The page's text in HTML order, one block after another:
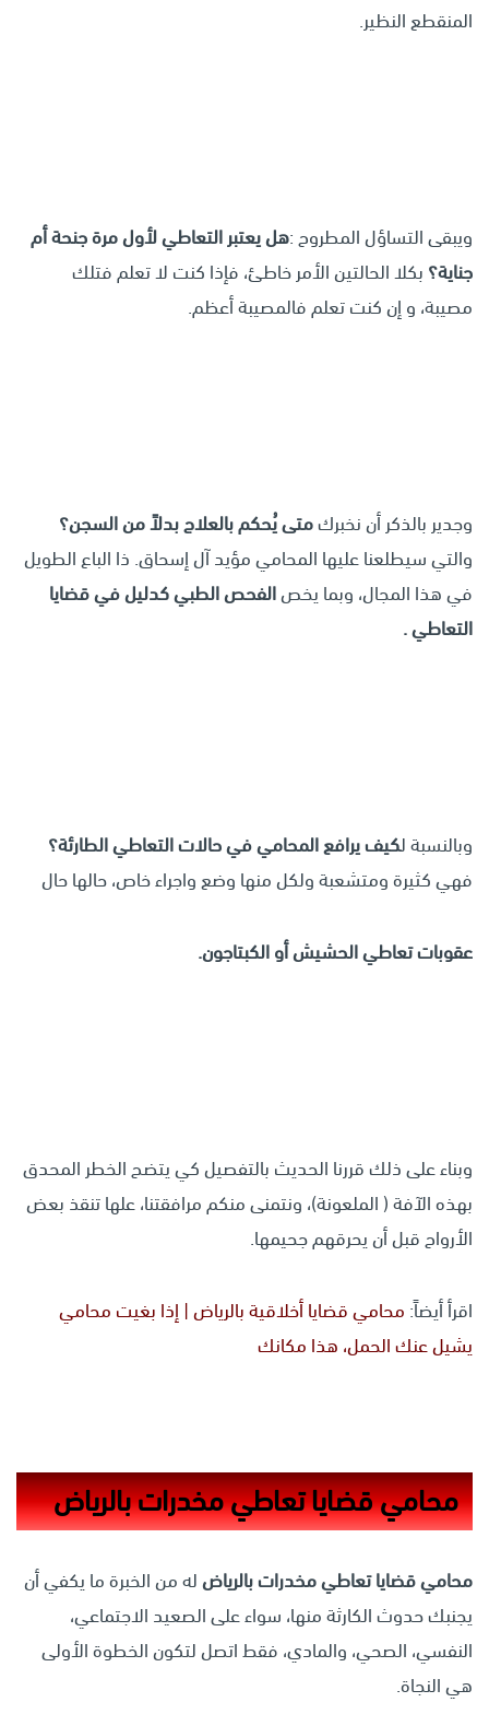
المنقطع النظير.
ويبقى التساؤل المطروح :هل يعتبر التعاطي لأول مرة جنحة أم
جناية؟ بكلا الحالتين الأمر خاطئ، فإذا كنت لا تعلم فتلك
مصيبة، و إن كنت تعلم فالمصيبة أعظم.
وجدير بالذكر أن نخبركمتى يُحكم بالعلاج بدلاً من السجن؟
والتي سيطلعنا عليها المحامي مؤيد آل إسحاق. ذا الباع الطويل
في هذا المجال، وبما يخصالفحص الطبي كدليل في قضايا
التعاطي .
وبالنسبة لكيف يرافع المحامي في حالات التعاطي الطارئة؟
فهي كثيرة ومتشعبة ولكل منها وضع واجراء خاص، حالها حال
عقوبات تعاطي الحشيش أو الكبتاجون.
وبناء على ذلك قررنا الحديث بالتفصيل كي يتضح الخطر المحدق
بهذه الآفة ( الملعونة)، ونتمنى منكم مرافقتنا، علها تنقذ بعض
الأرواح قبل أن يحرقهم جحيمها.
اقرأ أيضاً: محامي قضايا أخلاقية بالرياض | إذا بغيت محامي
يشيل عنك الحمل، هذا مكانك
محامي قضايا تعاطي مخدرات بالرياض
محامي قضايا تعاطي مخدرات بالرياضله من الخبرة ما يكفي أن
يجنبك حدوث الكارثة منها، سواء على الصعيد الاجتماعي،
النفسي، الصحي، والمادي، فقط اتصل لتكون الخطوة الأولى
هي النجاة.